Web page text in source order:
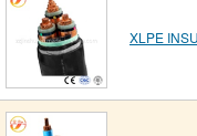
XLPE